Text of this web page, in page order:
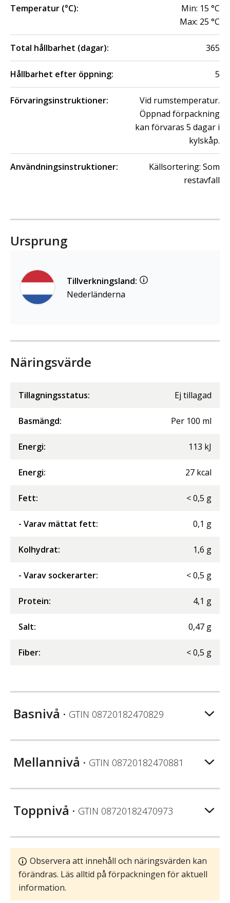
Temperatur (°C): Min: 15 °C
Max: 25 °C
Total hållbarhet (dagar): 365
Hållbarhet efter öppning: 5
Förvaringsinstruktioner:
Vid rumstemperatur.
Öppnad förpackning
kan förvaras 5 dagar i
kylskåp.
Användningsinstruktioner:
Källsortering: Som
restavfall
Ursprung
Tillverkningsland:
Nederländerna
Näringsvärde
Tillagningsstatus: Ej tillagad
Basmängd: Per 100 ml
Energi: 113 kJ
Energi: 27 kcal
Fett: <0,5 g
- Varav mättat fett: 0,1 g
Kolhydrat: 1,6 g
- Varav sockerarter: <0,5 g
Protein: 4,1 g
Salt: 0,47 g
Fiber: <0,5 g
Basnivå • GTIN 08720182470829
Mellannivå • GTIN 08720182470881
Toppnivå • GTIN 08720182470973
Observera att innehåll och näringsvärden kan
förändras. Läs alltid på förpackningen för aktuell
information.